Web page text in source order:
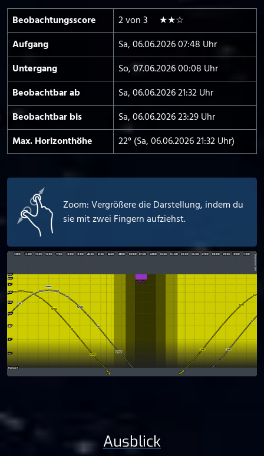
Beobachtungs­score
2 von 3 ★★☆
Aufgang
Sa, 06.06.2026 07:48 Uhr
Untergang
So, 07.06.2026 00:08 Uhr
Beobachtbar ab
Sa, 06.06.2026 21:32 Uhr
Beobachtbar bis
Sa, 06.06.2026 23:29 Uhr
Max. Horizont­höhe
22° (Sa, 06.06.2026 21:32 Uhr)
Zoom: Vergrößere die Darstellung, indem du
sie mit zwei Fingern aufziehst.
Ausblick